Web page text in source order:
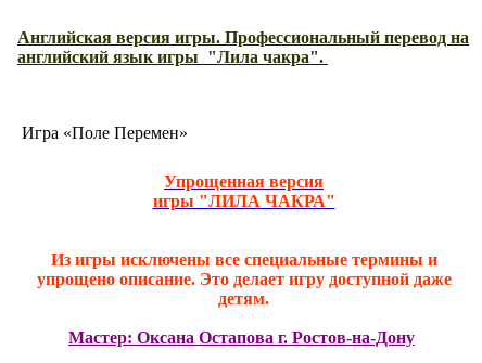
Английская версия игры. Профессиональный перевод на
английский язык игры "Лила чакра".
Игра «Поле Перемен»
Упрощенная версия
игры "ЛИЛА ЧАКРА"
Из игры исключены все специальные термины и
упрощено описание. Это делает игру доступной даже
детям.
Мастер: Оксана Остапова г. Ростов-на-Дону